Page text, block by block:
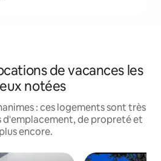
de vacances les
notées
: ces logements sont très
d'emplacement, de propreté et
plus encore.